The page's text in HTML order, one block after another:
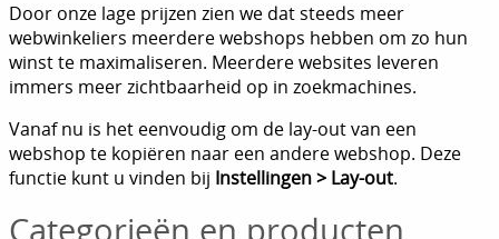
Door onze lage prijzen zien we dat steeds meer
webwinkeliers meerdere webshops hebben om zo hun
winst te maximaliseren. Meerdere websites leveren
immers meer zichtbaarheid op in zoekmachines.
Vanaf nu is het eenvoudig om de lay-out van een
webshop te kopiëren naar een andere webshop. Deze
functie kunt u vinden bij Instellingen > Lay-out.
Categorieën en producten